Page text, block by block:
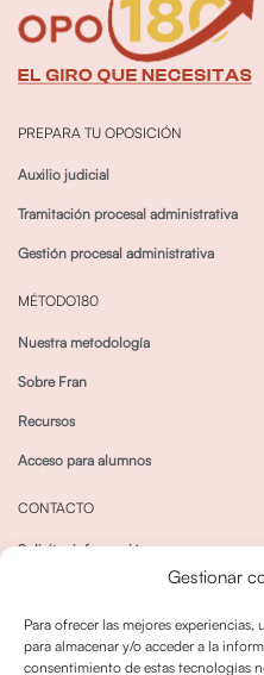
Gestionar
Para ofrecer las mejores
para almacenar y/o acceder a la
consentimiento de estas tecnologías
PREPARA TU OPOSICIÓN
Auxilio judicial
Tramitación procesal administrativa
Gestión procesal administrativa
MÉTODO180
Nuestra metodología
Sobre Fran
Recursos
Acceso para alumnos
CONTACTO
Solicitar información